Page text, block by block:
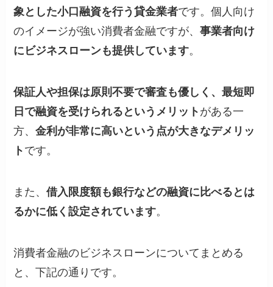
象とした小口融資を行う貸金業者です。個人向け
のイメージが強い消費者金融ですが、事業者向け
にビジネスローンも提供しています。
保証人や担保は原則不要で審査も優しく、最短即
日で融資を受けられるというメリット がある一
方、金利が非常に高いという点が大きなデメリッ
ト です。
また、借入限度額も銀行などの融資に比べるとは
るかに低く設定されています。
消費者金融のビジネスローンについてまとめる
と、下記の通りです。